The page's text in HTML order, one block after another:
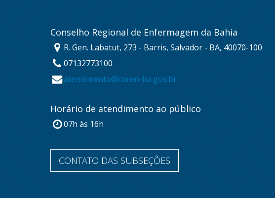
Conselho Regional de Enfermagem da Bahia
R. Gen. Labatut, 273 - Barris, Salvador - BA, 40070-100
07132773100
atendimento@coren-ba.gov.br
Horário de atendimento ao público
07h às 16h
CONTATO DAS SUBSEÇÕES